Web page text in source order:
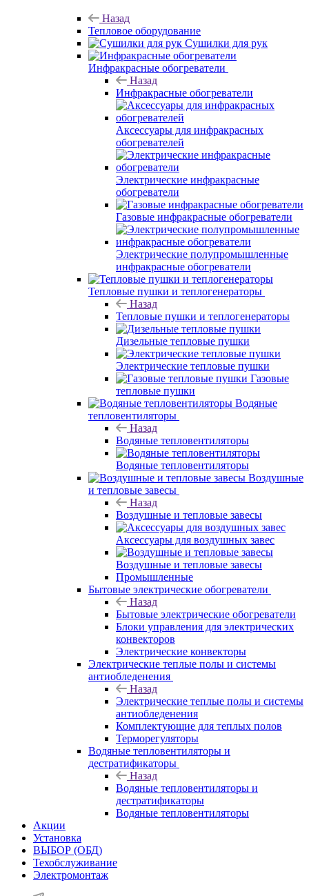
Назад
Тепловое оборудование
Сушилки для рук
Инфракрасные обогреватели
Назад
Инфракрасные обогреватели
Аксессуары для инфракрасных
обогревателей
Электрические инфракрасные
обогреватели
Газовые инфракрасные обогреватели
Электрические полупромышленные
инфракрасные обогреватели
Тепловые пушки и теплогенераторы
Назад
Тепловые пушки и теплогенераторы
Дизельные тепловые пушки
Электрические тепловые пушки
Газовые
тепловые пушки
Водяные
тепловентиляторы
Назад
Водяные тепловентиляторы
Водяные тепловентиляторы
Воздушные
и тепловые завесы
Назад
Воздушные и тепловые завесы
Аксессуары для воздушных завес
Воздушные и тепловые завесы
Промышленные
Бытовые электрические обогреватели
Назад
Бытовые электрические обогреватели
Блоки управления для электрических
конвекторов
Электрические конвекторы
Электрические теплые полы и системы
антиобледенения
Назад
Электрические теплые полы и системы
антиобледенения
Комплектующие для теплых полов
Терморегуляторы
Водяные тепловентиляторы и
дестратификаторы
Назад
Водяные тепловентиляторы и
дестратификаторы
Водяные тепловентиляторы
Акции
Установка
ВЫБОР (ОБД)
Техобслуживание
Электромонтаж